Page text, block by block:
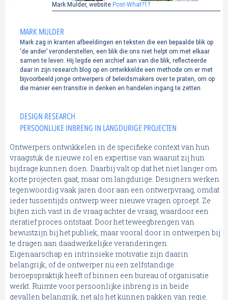
Mark Mulder, website Post-What?1?
MARK MULDER
Mark zag in kranten afbeeldingen en teksten die een bepaalde blik op
‘de ander’ veronderstellen, een blik die ons niet helpt om met elkaar
samen te leven. Hij legde een archief aan van die blik, reflecteerde
daar in zijn research blog op en ontwikkelde een methode om er met
bijvoorbeeld jonge ontwerpers of beleidsmakers over te praten, om op
die manier een transitie in denken en handelen ingang te zetten.
DESIGN RESEARCH
PERSOONLIJKE INBRENG IN LANGDURIGE PROJECTEN
Ontwerpers ontwikkelen in de specifieke context van hun
vraagstuk de nieuwe rol en expertise van waaruit zij hun
bijdrage kunnen doen. Daarbij valt op dat het niet langer om
korte projecten gaat, maar om langdurige. Designers werken
tegenwoordig vaak jaren door aan een ontwerpvraag, omdat
ieder tussentijds ontwerp weer nieuwe vragen oproept. Ze
bijten zich vast in de vraag achter de vraag, waardoor een
iteratief proces ontstaat. Door het teweegbrengen van
bewustzijn bij het publiek, maar vooral door in ontwerpen bij
te dragen aan daadwerkelijke veranderingen.
Eigenaarschap en intrinsieke motivatie zijn daarin
belangrijk, of de ontwerper nu een zelfstandige
beroepspraktijk heeft of binnen een bureau of organisatie
werkt. Ruimte voor persoonlijke inbreng is in beide
gevallen belangrijk, net als het kunnen pakken van regie.